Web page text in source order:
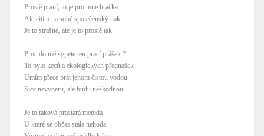
Prostě praní, to je pro mne hračka
Ale cítím na sobě společenský tlak
Je to strašné, ale je to prostě tak
Proč do mě sypete ten prací prášek ?
To bylo keců a ekologických přednášek
Umím přece prát jenom čistou vodou
Sice nevyperu, ale budu neškodnou
Je to taková prastará metoda
U které se občas stala nehoda